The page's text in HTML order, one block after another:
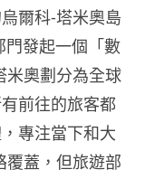
爾科-塔米奧島
門發起一個「數
米奧劃分為全球
前往的旅客都
專注當下和大
覆蓋，但旅遊部